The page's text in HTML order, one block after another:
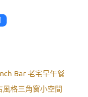
Bar 老宅早午餐
風格三角窗小空間